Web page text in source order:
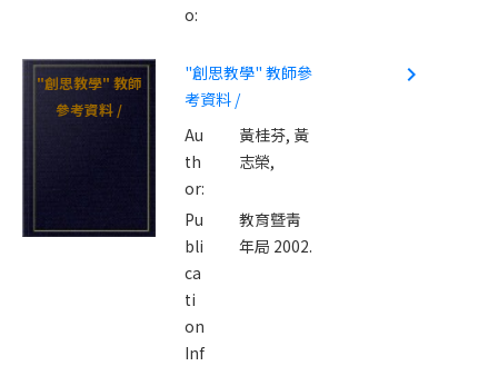
o:
"創思教學" 教師
參考資料 /
"創思教學" 教師參
考資料 /
Au
th
or:
黃桂芬, 黃
志榮,
Pu
bli
ca
ti
on
Inf
教育曁靑
年局 2002.
navigate_next